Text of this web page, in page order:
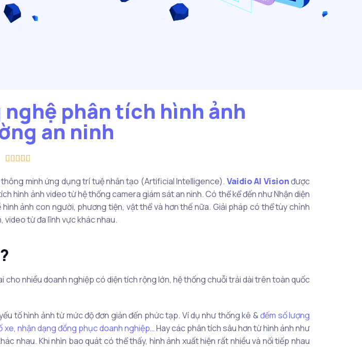
phân tích hình ảnh
an ninh
    
thông minh ứng dụng trí tuệ nhân tạo (Artificial Intelligence). Vaidio AI Visionđược
hình ảnh video từ hệ thống camera giám sát an ninh. Có thể kể đến như Nhận diện
ảnh con người, phương tiện, vật thể và hơn thế nữa. Giải pháp có thể tùy chỉnh
video từ đa lĩnh vực khác nhau.
cho nhiều doanh nghiệp có diện tích rộng lớn, hệ thống chuỗi trải dài trên toàn quốc
tố hình ảnh từ mức độ đơn giản đến phức tạp. Ví dụ như thống kê &đếm số lượng
xe, nhận dạng đồng phục doanh nghiệp… Hay các phân tích sâu hơn từ hình ảnh như
nhau. Khi nhìn bao quát có thể thấy, hình ảnh xuất hiện rất nhiều và nối tiếp nhau